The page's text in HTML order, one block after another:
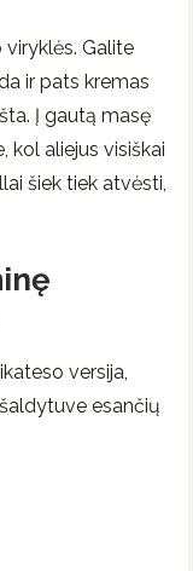
viryklės. Galite
ir pats kremas
Į gautą masę
kol aliejus visiškai
šiek tiek atvėsti,
versija,
esančių